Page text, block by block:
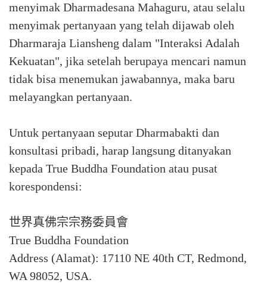
menyimak Dharmadesana Mahaguru, atau selalu
menyimak pertanyaan yang telah dijawab oleh
Dharmaraja Liansheng dalam "Interaksi Adalah
Kekuatan", jika setelah berupaya mencari namun
tidak bisa menemukan jawabannya, maka baru
melayangkan pertanyaan.⁣
Untuk pertanyaan seputar Dharmabakti dan
konsultasi pribadi, harap langsung ditanyakan
kepada True Buddha Foundation atau pusat
korespondensi:⁣
世界真佛宗宗務委員會⁣
True Buddha Foundation⁣
Address (Alamat): 17110 NE 40th CT, Redmond,
WA 98052, USA.⁣